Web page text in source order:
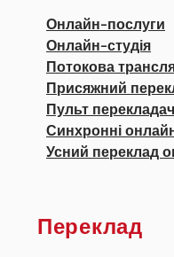
Онлайн-послуги
Онлайн-студія
Потокова
Присяжний
Пульт
Синхронні
Усний переклад
Переклад